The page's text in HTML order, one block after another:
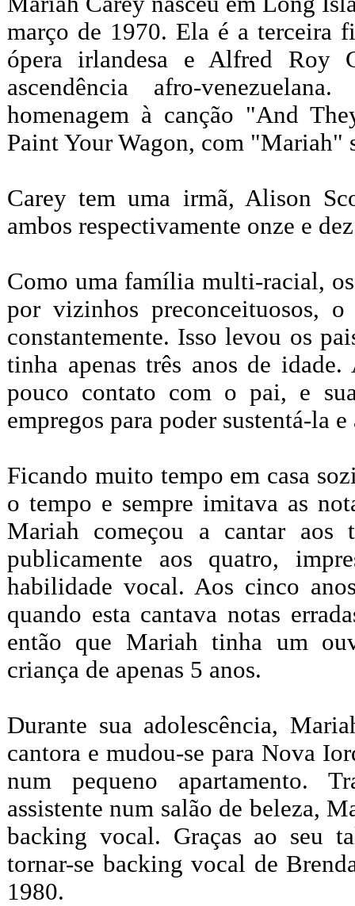
março de 1970. Ela é a terceira
ópera irlandesa e Alfred Roy
ascendência afro-
homenagem à canção "And
Paint Your Wagon, com "Mariah"
Carey tem uma irmã, Alison
ambos respectivamente onze e
Como uma família multi-racial, os
por vizinhos preconceituosos,
constantemente. Isso levou os
tinha apenas três anos de
pouco contato com o pai, e
empregos para poder sustentá-la e
Ficando muito tempo em casa
o tempo e sempre imitava as
Mariah começou a cantar aos
publicamente aos quatro,
habilidade vocal. Aos cinco
quando esta cantava notas
então que Mariah tinha um
criança de apenas 5 anos.
Durante sua adolescência,
cantora e mudou-se para Nova
num pequeno apartamento.
assistente num salão de beleza,
backing vocal. Graças ao seu
tornar-se backing vocal de
1980.